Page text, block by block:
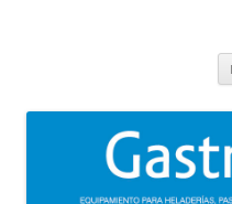
de maquinaria para